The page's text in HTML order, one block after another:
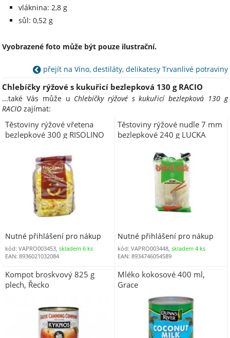
vláknina: 2,8 g
sůl: 0,52 g
Vyobrazené foto může být pouze ilustrační.
přejít na Víno, destiláty, delikatesy Trvanlivé potraviny
Chlebíčky rýžové s kukuřicí bezlepková 130 g RACIO
...také Vás může u Chlebíčky rýžové s kukuřicí bezlepková 130 g
RACIO zajímat:
Těstoviny rýžové vřetena
bezlepkové 300 g RISOLINO
Nutné přihlášení pro nákup
kód: VAPRO003453, skladem 6 ks
EAN: 8936021032084
Těstoviny rýžové nudle 7 mm
bezlepkové 240 g LUCKA
Nutné přihlášení pro nákup
kód: VAPRO003448,skladem 4 ks
EAN: 8934746054589
Kompot broskvový 825 g
plech, Řecko
Mléko kokosové 400 ml,
Grace